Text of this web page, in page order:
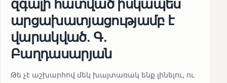
զգալի հատված իսկապես
արցախատյացությամբ է
վարակված․ Գ․
Բաղդասարյան
Թե չէ աշխարհով մեկ խայտառակ ենք լինելու, ու